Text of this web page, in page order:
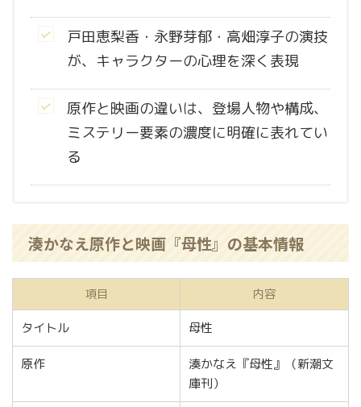
戸田恵梨香・永野芽郁・高畑淳子の演技
が、キャラクターの心理を深く表現
原作と映画の違いは、登場人物や構成、
ミステリー要素の濃度に明確に表れてい
る
湊かなえ原作と映画『母性』の基本情報
項目 内容
タイトル 母性
原作
湊かなえ『母性』（新潮文
庫刊）